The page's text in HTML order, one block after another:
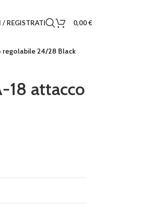
/ REGISTRATI 0,00€
regolabile 24/28 Black
18 attacco